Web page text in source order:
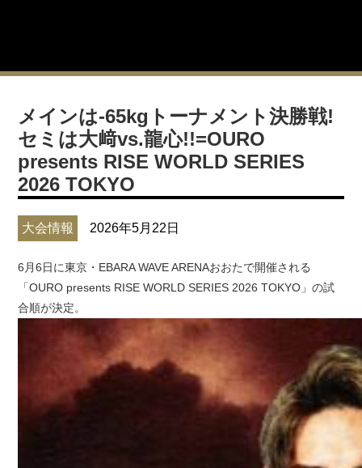
メインは-65kgトーナメント決勝戦!
セミは大﨑vs.龍心!!=OURO
presents RISE WORLD SERIES
2026 TOKYO
大会情報 2026年5月22日
6月6日に東京・EBARA WAVE ARENAおおたで開催される
「OURO presents RISE WORLD SERIES 2026 TOKYO」の試
合順が決定。